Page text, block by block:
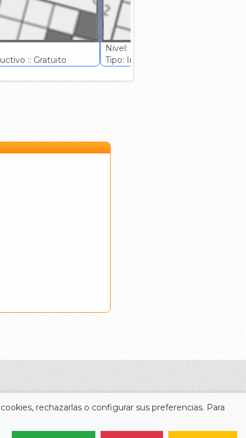
:: Gratuito
Nivel: (Normal)
Tipo: Ingenio deductivo :: Gratuito
rechazarlas o configurar sus preferencias. Para